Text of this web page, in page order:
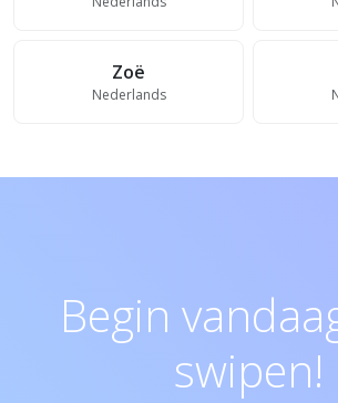
Zoë
Nederlands
Begin
swipen!